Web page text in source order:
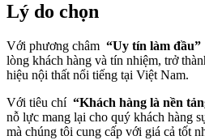
Lý do chọn
Với phương châm “Uy tín làm đầu”
lòng khách hàng và tín nhiệm, trở
hiệu nội thất nổi tiếng tại Việt Nam.
Với tiêu chí “Khách hàng là nền
nỗ lực mang lại cho quý khách hàng
mà chúng tôi cung cấp với giá cả tốt